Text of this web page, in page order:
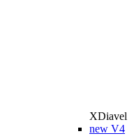
XDiavel
new V4